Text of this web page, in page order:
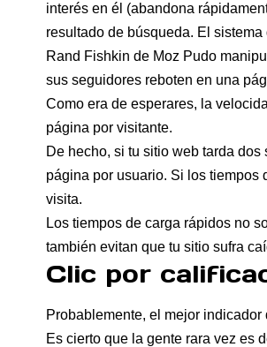
interés en él (abandona
resultado de búsqueda. El
Rand Fishkin de Moz Pudo
sus seguidores reboten en una
Como era de esperares, la
página por visitante.
De hecho, si tu sitio web tarda
página por usuario. Si los tiempos
visita.
Los tiempos de carga rápidos no
también evitan que tu sitio sufra
Clic por
Probablemente, el mejor
Es cierto que la gente rara vez es